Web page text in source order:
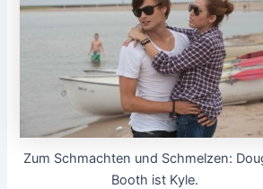
Zum Schmachten und Schmelzen:
Booth ist Kyle.